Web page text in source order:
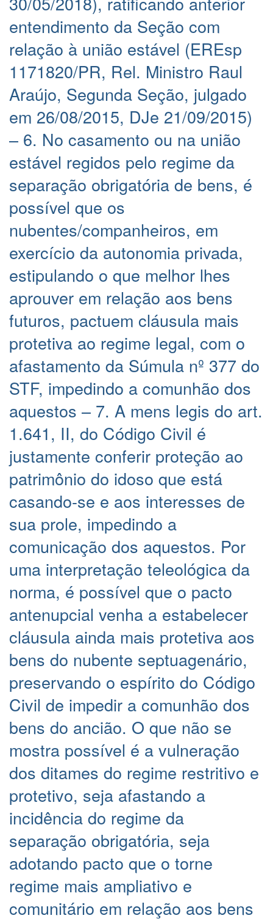
entendimento da Seção com
relação à união estável (EREsp
1171820/PR, Rel. Ministro Raul
Araújo, Segunda Seção, julgado
em 26/08/2015, DJe 21/09/2015)
– 6. No casamento ou na união
estável regidos pelo regime da
separação obrigatória de bens, é
possível que os
nubentes/companheiros, em
exercício da autonomia privada,
estipulando o que melhor lhes
aprouver em relação aos bens
futuros, pactuem cláusula mais
protetiva ao regime legal, com o
afastamento da Súmula nº 377 do
STF, impedindo a comunhão dos
aquestos – 7. A mens legis do art.
1.641, II, do Código Civil é
justamente conferir proteção ao
patrimônio do idoso que está
casando-se e aos interesses de
sua prole, impedindo a
comunicação dos aquestos. Por
uma interpretação teleológica da
norma, é possível que o pacto
antenupcial venha a estabelecer
cláusula ainda mais protetiva aos
bens do nubente septuagenário,
preservando o espírito do Código
Civil de impedir a comunhão dos
bens do ancião. O que não se
mostra possível é a vulneração
dos ditames do regime restritivo e
protetivo, seja afastando a
incidência do regime da
separação obrigatória, seja
adotando pacto que o torne
regime mais ampliativo e
comunitário em relação aos bens